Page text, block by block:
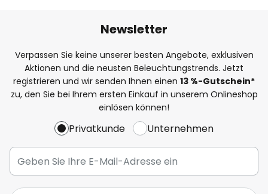
Newsletter
Verpassen Sie keine unserer besten Angebote, exklusiven
Aktionen und die neusten Beleuchtungstrends. Jetzt
registrieren und wir senden Ihnen einen 13 %-Gutschein*
zu, den Sie bei Ihrem ersten Einkauf in unserem Onlineshop
einlösen können!
Privatkunde Unternehmen